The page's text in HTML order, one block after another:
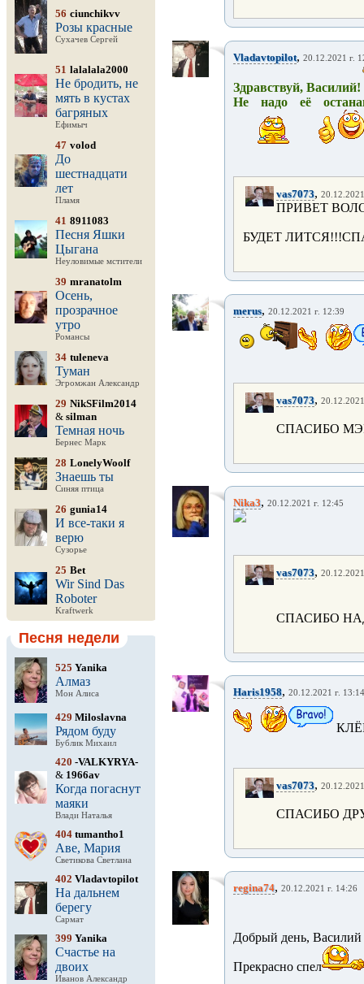
56 ciunchikvv
Розы красные
Сухачев Сергей
51 lalalala2000
Не бродить, не
мять в кустах
багряных
Ефимыч
47 volod
До
шестнадцати
лет
Пламя
41 8911083
Песня Яшки
Цыгана
Неуловимые мстители
39 mranatolm
Осень,
прозрачное
утро
Романсы
34 tuleneva
Туман
Эгромжан Александр
29 NikSFilm2014
& silman
Темная ночь
Бернес Марк
28 LonelyWoolf
Знаешь ты
Синяя птица
26 gunia14
И все-таки я
верю
Сузорье
25 Bet
Wir Sind Das
Roboter
Kraftwerk
Песня недели
525 Yanika
Алмаз
Мон Алиса
429 Miloslavna
Рядом буду
Бублик Михаил
420 -VALKYRYA-
& 1966av
Когда погаснут
маяки
Влади Наталья
404 tumantho1
Аве, Мария
Светикова Светлана
402 Vladavtopilot
На дальнем
берегу
Сармат
399 Yanika
Счастье на
двоих
Иванов Александр
Vladavtopilot, 20.12.2021 г.
Здравствуй, Василий!
Не надо её
vas7073,
ПРИВЕТ
БУДЕТ
merus, 20.12.2021 г. 12:39
vas7073,
СПАСИБО
Nika3, 20.12.2021 г. 12:45
vas7073,
СПАСИБО
Haris1958, 20.12.2021 г. 13:14
vas7073,
СПАСИБО
regina74, 20.12.2021 г. 14:26
Добрый день, Василий
Прекрасно спел